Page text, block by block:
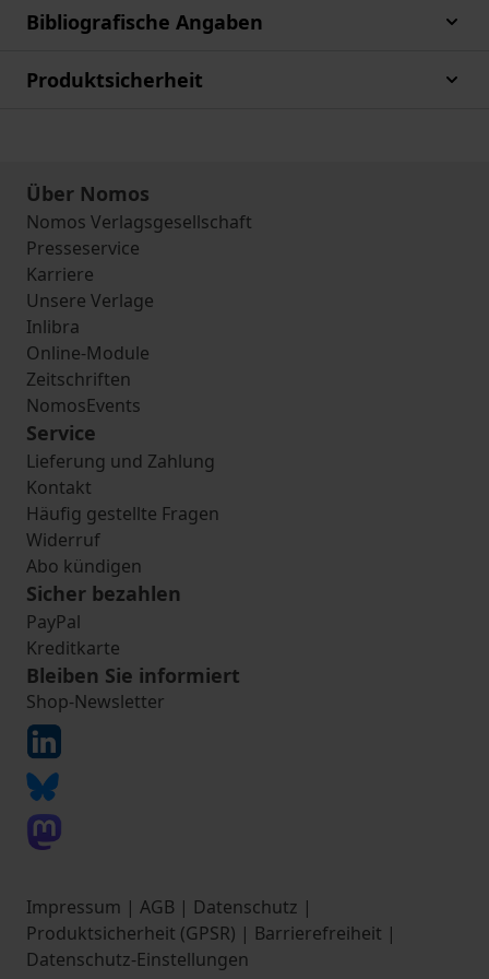
Bibliografische Angaben
Produktsicherheit
Über Nomos
Nomos Verlagsgesellschaft
Presseservice
Karriere
Unsere Verlage
Inlibra
Online-Module
Zeitschriften
NomosEvents
Service
Lieferung und Zahlung
Kontakt
Häufig gestellte Fragen
Widerruf
Abo kündigen
Sicher bezahlen
PayPal
Kreditkarte
Bleiben Sie informiert
Shop-Newsletter
Impressum | AGB | Datenschutz |
Produktsicherheit (GPSR) | Barrierefreiheit |
Datenschutz-Einstellungen